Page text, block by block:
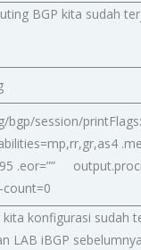
BGP kita sudah
bgp/session/
.eor=””
count=0
kita konfigurasi
LAB iBGP sebelumnya